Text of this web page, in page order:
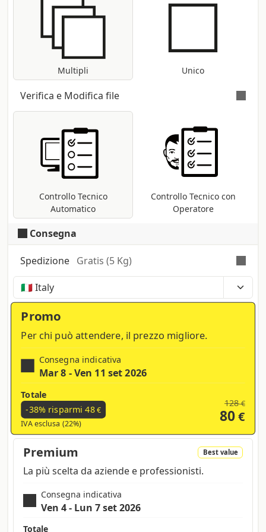
Multipli Unico
ogni soggetto da stampare indicando
Verifica e Modifica file
Controllo Tecnico
Automatico
Controllo Tecnico con
Operatore
file pdf: controllo delle dimensioni e dei
font; conversione nel profilo di stampa
CMYK se presenti metodi differenti (RGB,
Pantoni, etc ...).
Consegna
Spedizione Gratis (5 Kg)
Tempi, costi e tasse possono variare a seconda
della regione e dei prodotti nel carrello
Promo
Per chi può attendere, il prezzo migliore.
Consegna indicativa
Mar 8 - Ven 11 set 2026
Totale
-38% risparmi48€
IVA esclusa (22%)
128€
80€
Premium Best value
La più scelta da aziende e professionisti.
Consegna indicativa
Ven 4 - Lun 7 set 2026
Totale